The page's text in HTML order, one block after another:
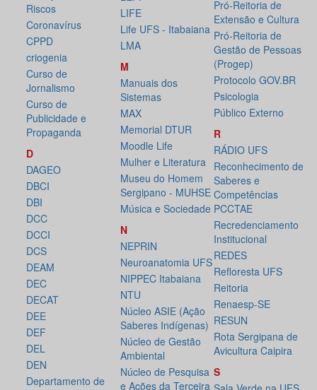
Riscos
Coronavírus
CPPD
criogenia
Curso de
Jornalismo
Curso de
Publicidade e
Propaganda
D
DAGEO
DBCI
DBI
DCC
DCCI
DCS
DEAM
DEC
DECAT
DEE
DEF
DEL
DEN
Departamento de
LIFE
Life UFS - Itabaiana
LMA
M
Manuais dos
Sistemas
MAX
Memorial DTUR
Moodle Life
Mulher e Literatura
Museu do Homem
Sergipano - MUHSE
Música e Sociedade
N
NEPRIN
Neuroanatomia UFS
NIPPEC Itabaiana
NTU
Núcleo ASIE (Ação
Saberes Indígenas)
Núcleo de Gestão
Ambiental
Núcleo de Pesquisa
e Ações da Terceira
Pró-Reitoria de
Extensão e Cultura
Pró-Reitoria de
Gestão de Pessoas
(Progep)
Protocolo GOV.BR
Psicologia
Público Externo
R
RÁDIO UFS
Reconhecimento de
Saberes e
Competências
PCCTAE
Recredenciamento
Institucional
REDES
Refloresta UFS
Reitoria
Renaesp-SE
RESUN
Rota Sergipana de
Avicultura Caipira
S